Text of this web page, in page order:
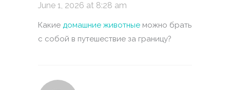
June 1, 2026 at 8:28 am
Какие домашние животные можно брать
с собой в путешествие за границу?